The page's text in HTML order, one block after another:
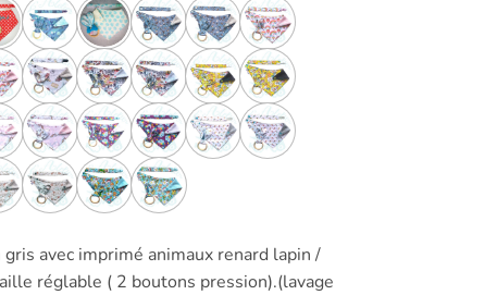
avec imprimé animaux renard lapin /
réglable ( 2 boutons pression).(lavage